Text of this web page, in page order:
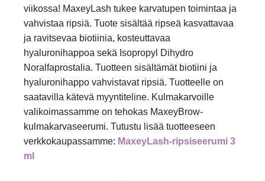
viikossa! MaxeyLash tukee karvatupen toimintaa ja
vahvistaa ripsiä. Tuote sisältää ripseä kasvattavaa
ja ravitsevaa biotiinia, kosteuttavaa
hyaluronihappoa sekä Isopropyl Dihydro
Noralfaprostalia. Tuotteen sisältämät biotiini ja
hyaluronihappo vahvistavat ripsiä. Tuotteelle on
saatavilla kätevä myyntiteline. Kulmakarvoille
valikoimassamme on tehokas MaxeyBrow-
kulmakarvaseerumi. Tutustu lisää tuotteeseen
verkkokaupassamme: MaxeyLash-ripsiseerumi 3
ml